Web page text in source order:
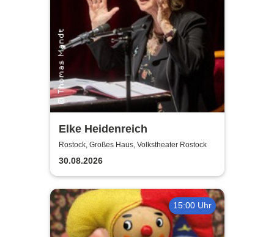
Elke Heidenreich
Rostock, Großes Haus, Volkstheater Rostock
30.08.2026
15:00 Uhr